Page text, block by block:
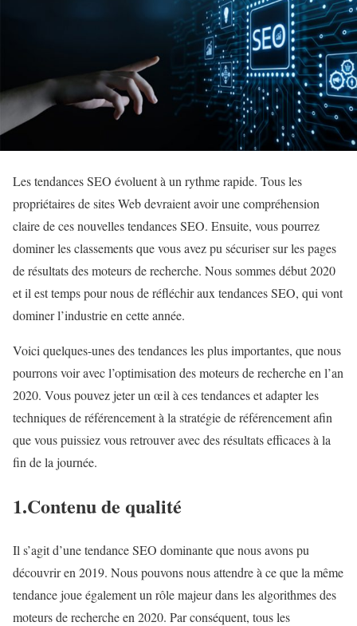
Les tendances SEO évoluent à un rythme rapide. Tous les
propriétaires de sites Web devraient avoir une compréhension
claire de ces nouvelles tendances SEO. Ensuite, vous pourrez
dominer les classements que vous avez pu sécuriser sur les pages
de résultats des moteurs de recherche. Nous sommes début 2020
et il est temps pour nous de réfléchir aux tendances SEO, qui vont
dominer l’industrie en cette année.
Voici quelques-unes des tendances les plus importantes, que nous
pourrons voir avec l’optimisation des moteurs de recherche en l’an
2020. Vous pouvez jeter un œil à ces tendances et adapter les
techniques de référencement à la stratégie de référencement afin
que vous puissiez vous retrouver avec des résultats efficaces à la
fin de la journée.
1.Contenu de qualité
Il s’agit d’une tendance SEO dominante que nous avons pu
découvrir en 2019. Nous pouvons nous attendre à ce que la même
tendance joue également un rôle majeur dans les algorithmes des
moteurs de recherche en 2020. Par conséquent, tous les